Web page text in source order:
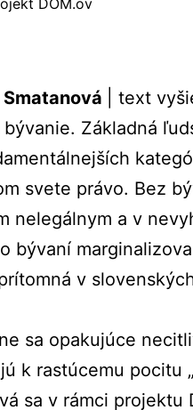
DOM.ov
| text
bývanie. Základná
svete právo. Bez
nelegálnym a v
bývaní
v
sa opakujúce
k rastúcemu pocitu
sa v rámci